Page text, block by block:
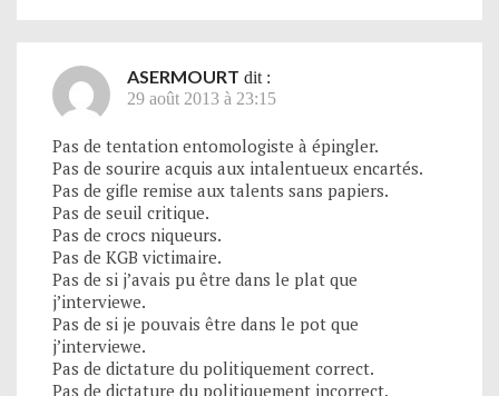
ASERMOURT dit :
29 août 2013 à 23:15
Pas de tentation entomologiste à épingler.
Pas de sourire acquis aux intalentueux encartés.
Pas de gifle remise aux talents sans papiers.
Pas de seuil critique.
Pas de crocs niqueurs.
Pas de KGB victimaire.
Pas de si j’avais pu être dans le plat que
j’interviewe.
Pas de si je pouvais être dans le pot que
j’interviewe.
Pas de dictature du politiquement correct.
Pas de dictature du politiquement incorrect.